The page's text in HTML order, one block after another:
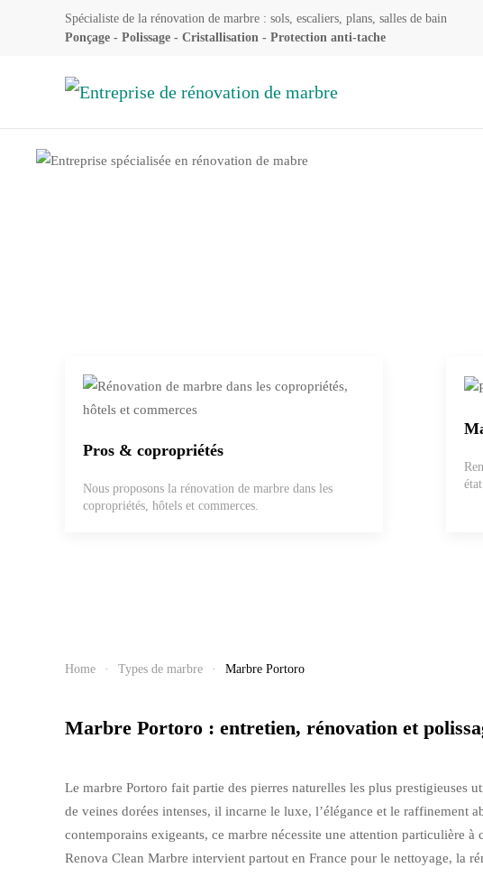
Spécialiste de la rénovation de marbre : sols, escaliers, plans, salles de bain
Ponçage - Polissage - Cristallisation - Protection anti-tache
Pros & copropriétés
Nous proposons la rénovation de marbre dans les
copropriétés, hôtels et commerces.
Home Types de marbre Marbre Portoro
Marbre Portoro : entretien, rénovation et
Le marbre Portoro fait partie des pierres naturelles les plus prestigieuses
de veines dorées intenses, il incarne le luxe, l’élégance et le raffinement
contemporains exigeants, ce marbre nécessite une attention particulière à
Renova Clean Marbre intervient partout en France pour le nettoyage, la